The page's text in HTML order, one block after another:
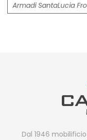
Armadi SantaLucia
Dal 1946